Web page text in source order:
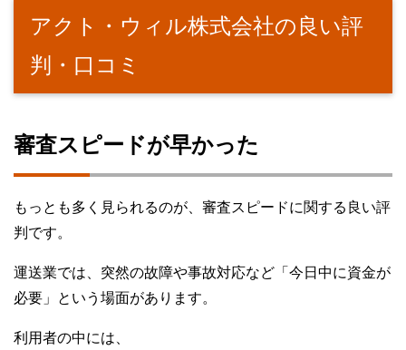
アクト・ウィル株式会社の良い評
判・口コミ
審査スピードが早かった
もっとも多く見られるのが、審査スピードに関する良い評
判です。
運送業では、突然の故障や事故対応など「今日中に資金が
必要」という場面があります。
利用者の中には、